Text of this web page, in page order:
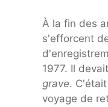
À la fin des
s'efforcent
1977. Il
grave.
voyage de